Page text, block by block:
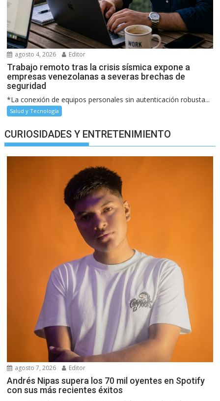
agosto 4, 2026 Editor
Trabajo remoto tras la crisis sísmica expone a
empresas venezolanas a severas brechas de
seguridad
*La conexión de equipos personales sin autenticación robusta...
Salud y Tecnología
CURIOSIDADES Y ENTRETENIMIENTO
agosto 7, 2026 Editor
Andrés Nipas supera los 70 mil oyentes en Spotify
con sus más recientes éxitos